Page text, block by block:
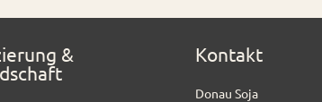
&
Kontakt
Donau Soja